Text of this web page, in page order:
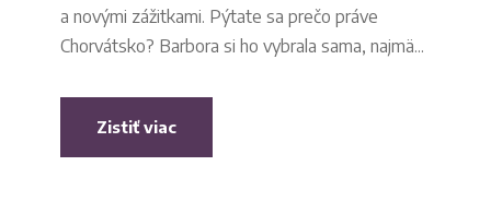
a novými zážitkami. Pýtate sa prečo práve
Chorvátsko? Barbora si ho vybrala sama, najmä...
Zistiť viac